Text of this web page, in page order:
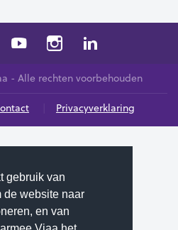
gebruik van
de website naar
en van
- Alle rechten voorbehouden
Privacyverklaring